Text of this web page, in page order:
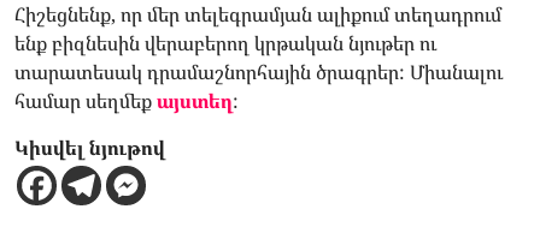
Հիշեցնենք, որ մեր տելեգրամյան ալիքում տեղադրում
ենք բիզնեսին վերաբերող կրթական նյութեր ու
տարատեսակ դրամաշնորհային ծրագրեր: Միանալու
համար սեղմեքայստեղ:
Կիսվել նյութով